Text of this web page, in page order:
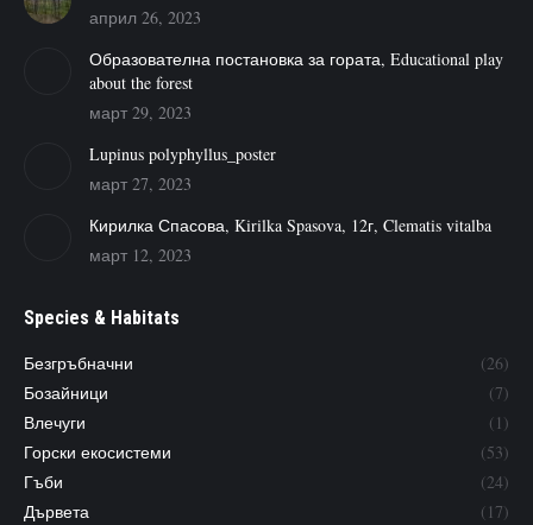
април 26, 2023
Образователна постановка за гората, Educational play
about the forest
март 29, 2023
Lupinus polyphyllus_poster
март 27, 2023
Кирилка Спасова, Kirilka Spasova, 12г, Clematis vitalba
март 12, 2023
Species & Habitats
Безгръбначни
(26)
Бозайници
(7)
Влечуги
(1)
Горски екосистеми
(53)
Гъби
(24)
Дървета
(17)